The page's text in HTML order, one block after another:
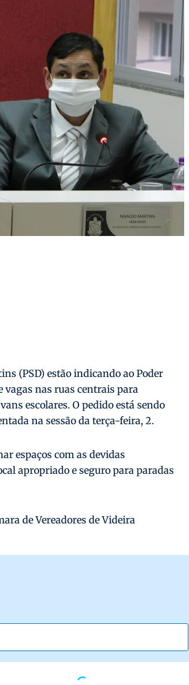
(PSD) estão indicando ao Poder
vagas nas ruas centrais para
escolares. O pedido está sendo
na sessão da terça-feira, 2.
espaços com as devidas
apropriado e seguro para paradas
de Vereadores de Videira